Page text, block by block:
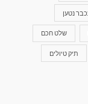
נטען
שלט חכם
תיק טיולים